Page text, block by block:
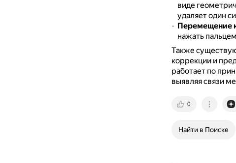
виде
удаляет один
Перемещение
нажать
Также
коррекции и
работает по
выявляя связи
0
Найти в Поиске